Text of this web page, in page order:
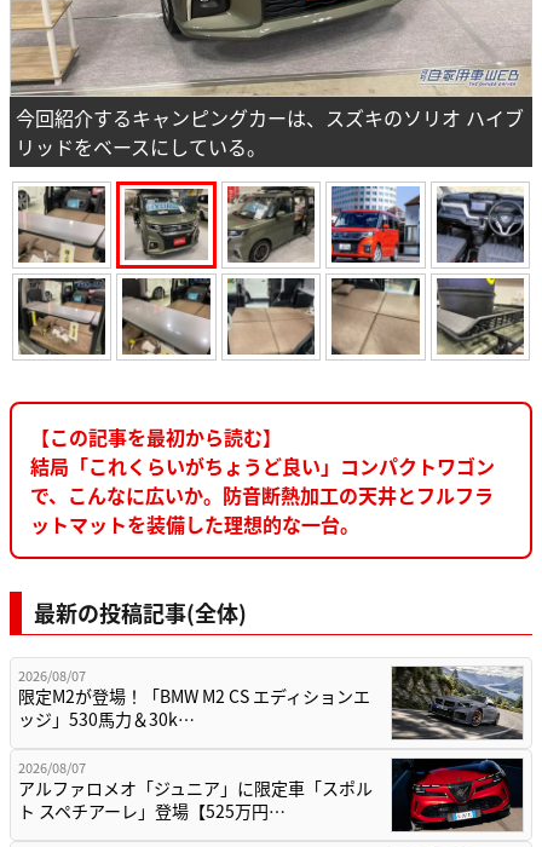
今回紹介するキャンピングカーは、スズキのソリオ ハイブ
リッドをベースにしている。
【この記事を最初から読む】
結局「これくらいがちょうど良い」コンパクトワゴン
で、こんなに広いか。防音断熱加工の天井とフルフラ
ットマットを装備した理想的な一台。
最新の投稿記事(全体)
2026/08/07
限定M2が登場！「BMW M2 CS エディションエ
ッジ」530馬力＆30k…
2026/08/07
アルファロメオ「ジュニア」に限定車「スポル
ト スペチアーレ」登場【525万円…